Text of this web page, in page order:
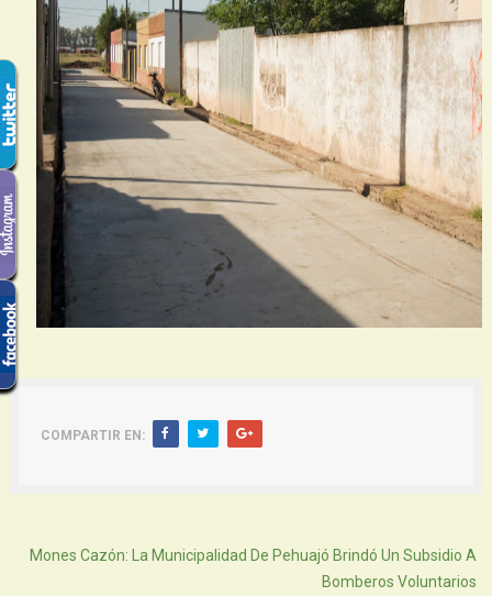
COMPARTIR EN:
Mones Cazón: La Municipalidad De Pehuajó Brindó Un Subsidio A
Bomberos Voluntarios